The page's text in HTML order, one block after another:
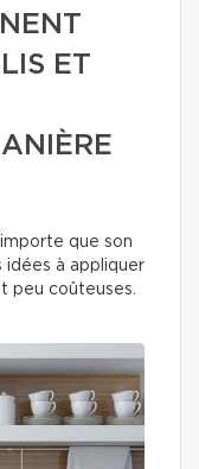
ET
que son
idées à appliquer
peu coûteuses.